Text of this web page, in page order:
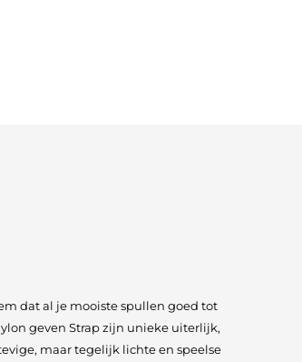
dat al je mooiste spullen goed tot
geven Strap zijn unieke uiterlijk,
maar tegelijk lichte en speelse